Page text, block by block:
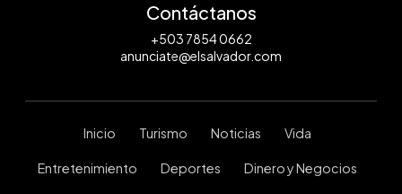
Contáctanos
+503 7854 0662
anunciate@elsalvador.com
Inicio Turismo Noticias Vida
Entretenimiento Deportes Dinero y Negocios